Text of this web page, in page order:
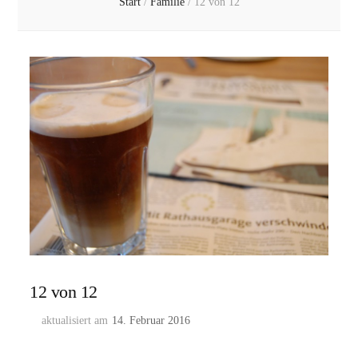
12 von 12
aktualisiert am 14. Februar 2016